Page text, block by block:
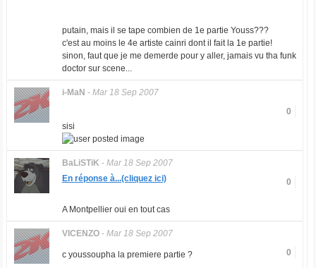
putain, mais il se tape combien de 1e partie Youss???
c'est au moins le 4e artiste cainri dont il fait la 1e partie!
sinon, faut que je me demerde pour y aller, jamais vu tha funk
doctor sur scene...
i-MaN - Mar 18 Sep 2007
0
sisi
BaLiSTiK - Mar 18 Sep 2007
0
En réponse à...(cliquez ici)
A Montpellier oui en tout cas
VICENZO- Mar 18 Sep 2007
0
c youssoupha la premiere partie ?